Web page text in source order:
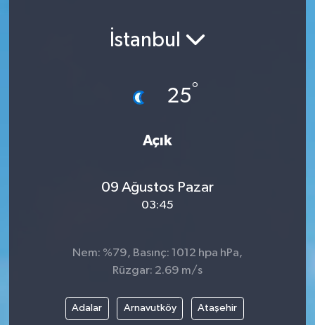
İstanbul
25°
Açık
09 Ağustos Pazar
03:45
Nem: %79, Basınç: 1012 hpa hPa,
Rüzgar: 2.69 m/s
Adalar Arnavutköy Ataşehir